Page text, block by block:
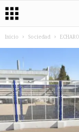
Inicio Sociedad